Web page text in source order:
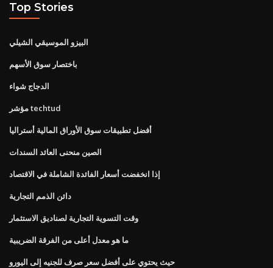
Top Stories
البيزو الموسيقي الشيلي
باختصار سوق الأسهم
الدجاج شواء
مؤشر techtud
أفضل تطبيقات سوق الأوراق المالية أستراليا
الصين منحنى العائد السندات
إذا انخفضت أسعار الفائدة الشاملة في الاقتصاد
دائن الذمم التجارية
وقت التسوية التجارية لصناديق الاستثمار
ما هو معدل أعلى من الفرقة الضريبية
حيث يحتوي على أفضل سعر صرف للجنيه إلى اليورو